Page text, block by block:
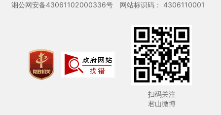
湘公网安备43061102000336号
网站标识码： 4306110001
扫码关注
君山微博